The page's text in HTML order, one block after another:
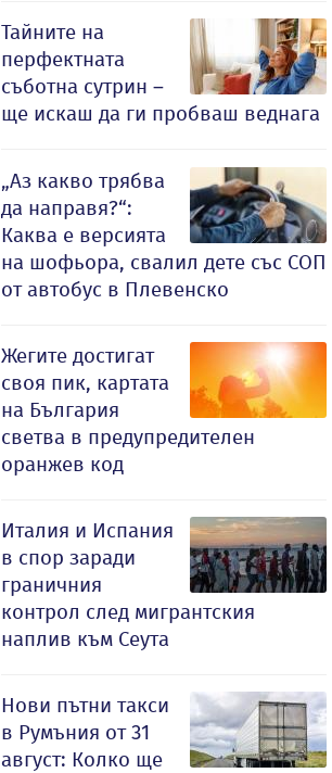
Тайните на
перфектната
съботна сутрин –
ще искаш да ги пробваш веднага
„Аз какво трябва
да направя?“:
Каква е версията
на шофьора, свалил дете със СОП
от автобус в Плевенско
Жегите достигат
своя пик, картата
на България
светва в предупредителен
оранжев код
Италия и Испания
в спор заради
граничния
контрол след мигрантския
наплив към Сеута
Нови пътни такси
в Румъния от 31
август: Колко ще